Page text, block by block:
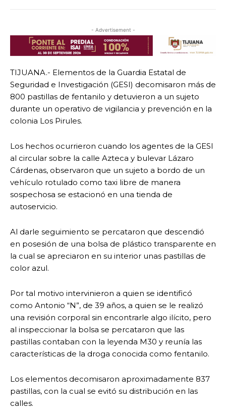
- Advertisement -
TIJUANA.- Elementos de la Guardia Estatal de
Seguridad e Investigación (GESI) decomisaron más de
800 pastillas de fentanilo y detuvieron a un sujeto
durante un operativo de vigilancia y prevención en la
colonia Los Pirules.
Los hechos ocurrieron cuando los agentes de la GESI
al circular sobre la calle Azteca y bulevar Lázaro
Cárdenas, observaron que un sujeto a bordo de un
vehículo rotulado como taxi libre de manera
sospechosa se estacionó en una tienda de
autoservicio.
Al darle seguimiento se percataron que descendió
en posesión de una bolsa de plástico transparente en
la cual se apreciaron en su interior unas pastillas de
color azul.
Por tal motivo intervinieron a quien se identificó
como Antonio “N”, de 39 años, a quien se le realizó
una revisión corporal sin encontrarle algo ilícito, pero
al inspeccionar la bolsa se percataron que las
pastillas contaban con la leyenda M30 y reunía las
características de la droga conocida como fentanilo.
Los elementos decomisaron aproximadamente 837
pastillas, con la cual se evitó su distribución en las
calles.